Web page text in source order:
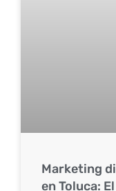
Marketing
en Toluca: